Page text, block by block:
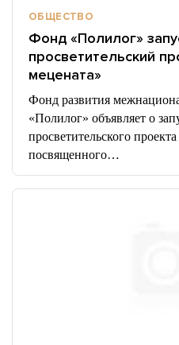
ОБЩЕСТВО
Фонд «Полилог»
просветительский
мецената»
Фонд развития
«Полилог» объявляет о
просветительского
посвященного…